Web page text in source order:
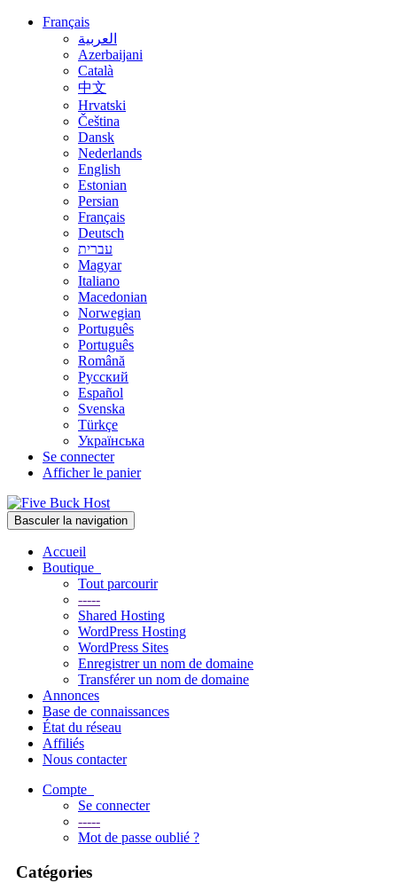
Français
العربية
Azerbaijani
Català
中文
Hrvatski
Čeština
Dansk
Nederlands
English
Estonian
Persian
Français
Deutsch
עברית
Magyar
Italiano
Macedonian
Norwegian
Português
Português
Română
Русский
Español
Svenska
Türkçe
Українська
Se connecter
Afficher le panier
Basculer la navigation
Accueil
Boutique
Tout parcourir
-----
Shared Hosting
WordPress Hosting
WordPress Sites
Enregistrer un nom de domaine
Transférer un nom de domaine
Annonces
Base de connaissances
État du réseau
Affiliés
Nous contacter
Compte
Se connecter
-----
Mot de passe oublié ?
Catégories